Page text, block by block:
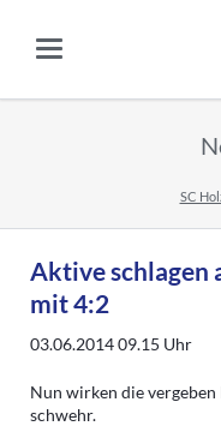
SC
Aktive schlagen
mit 4:2
03.06.2014 09.15 Uhr
Nun wirken die
schwehr.